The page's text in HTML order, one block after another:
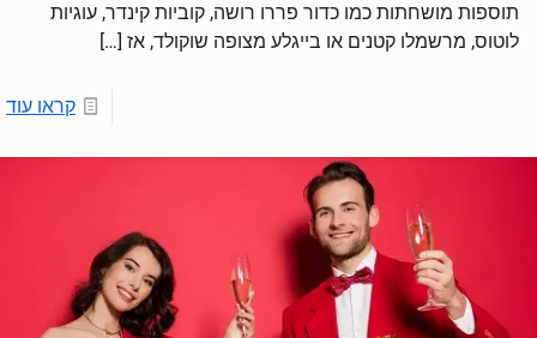
תוספות מושחתות כמו כדור פררו רושה, קוביות קינדר, עוגיות
לוטוס, מרשמלו קטנים או בייגלע מצופה שוקולד, אז […]
קראו עוד